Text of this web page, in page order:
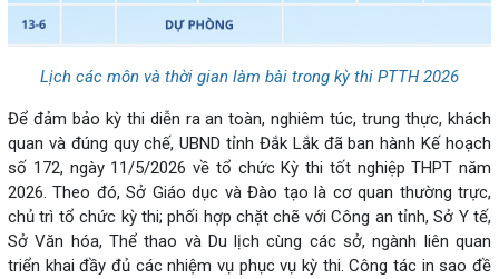
Lịch các môn và thời gian làm bài trong kỳ thi PTTH 2026
Để đảm bảo kỳ thi diễn ra an toàn, nghiêm túc, trung thực, khách
quan và đúng quy chế, UBND tỉnh Đắk Lắk đã ban hành Kế hoạch
số 172, ngày 11/5/2026 về tổ chức Kỳ thi tốt nghiệp THPT năm
2026. Theo đó, Sở Giáo dục và Đào tạo là cơ quan thường trực,
chủ trì tổ chức kỳ thi; phối hợp chặt chẽ với Công an tỉnh, Sở Y tế,
Sở Văn hóa, Thể thao và Du lịch cùng các sở, ngành liên quan
triển khai đầy đủ các nhiệm vụ phục vụ kỳ thi. Công tác in sao đề